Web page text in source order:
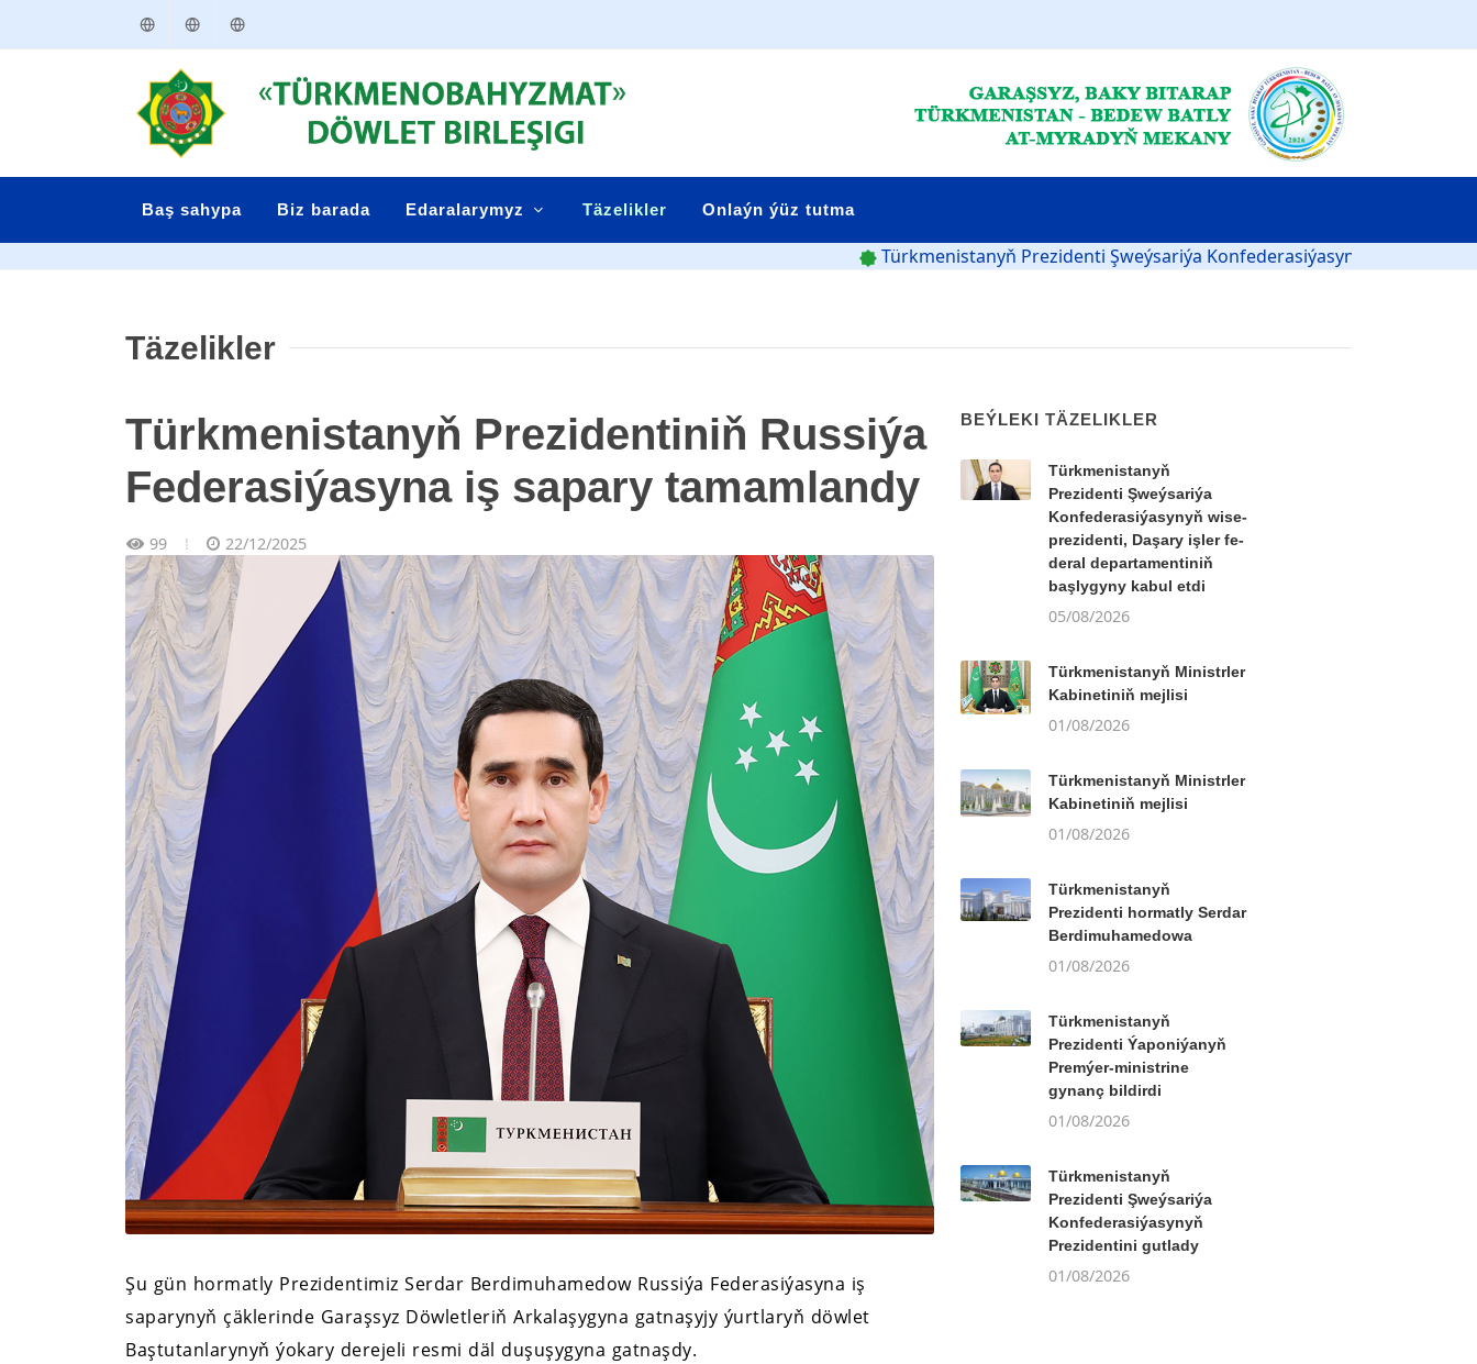
Türkmençe
English
Baş sahypa Biz barada Edaralarymyz Täzelikler Onlaýn ýüz tutma
Türk­me­nis­ta­nyň Prezidenti Şweý­sa­ri­ýa Kon­fe­de­ra­si­ýa­sy­nyň wi­se-prezidenti,
Täzelikler
Türkmenistanyň Prezidentiniň Russiýa
Federasiýasyna iş sapary tamamlandy
99 22/12/2025
Şu gün hormatly Prezidentimiz Serdar Berdimuhamedow Russiýa Federasiýasyna iş
saparynyň çäklerinde Garaşsyz Döwletleriň Arkalaşygyna gatnaşyjy ýurtlaryň döwlet
Baştutanlarynyň ýokary derejeli resmi däl duşuşygyna gatnaşdy.
BEÝLEKI TÄZELIKLER
Türk­me­nis­ta­nyň
Prezidenti Şweý­sa­ri­ýa
Kon­fe­de­ra­si­ýa­sy­nyň wi­se-
prezidenti, Da­şa­ry iş­ler fe­
de­ral de­par­ta­men­ti­niň
baş­ly­gy­ny ka­bul et­di
05/08/2026
Türkmenistanyň Ministrler
Kabinetiniň mejlisi
01/08/2026
Türkmenistanyň Ministrler
Kabinetiniň mejlisi
01/08/2026
Türkmenistanyň
Prezidenti hormatly Serdar
Berdimuhamedowa
01/08/2026
Türkmenistanyň
Prezidenti Ýaponiýanyň
Premýer-ministrine
gynanç bildirdi
01/08/2026
Türkmenistanyň
Prezidenti Şweýsariýa
Konfederasiýasynyň
Prezidentini gutlady
01/08/2026